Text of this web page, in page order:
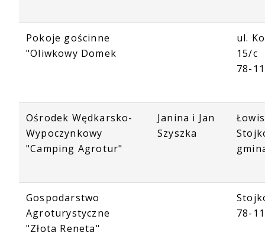
Pokoje gościnne
"Oliwkowy Domek
ul.
15/c
78-
Ośrodek Wędkarsko-
Wypoczynkowy
"Camping Agrotur"
Janina i Jan
Szyszka
Gospodarstwo
Agroturystyczne
"Złota Reneta"
78-